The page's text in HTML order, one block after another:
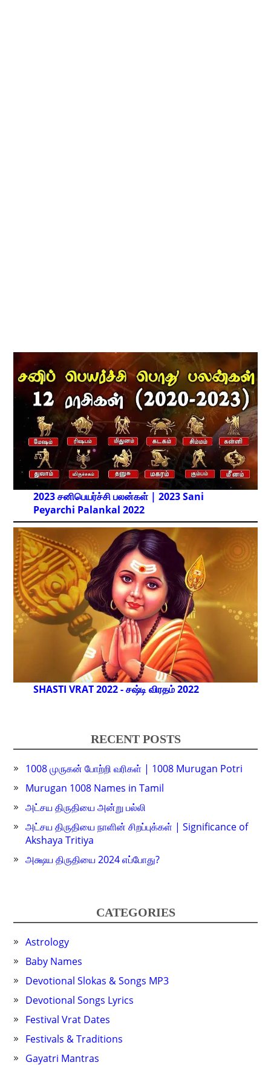
2023 சனிபெயர்ச்சி பலன்கள் | 2023 Sani
Peyarchi Palankal 2022
SHASTI VRAT 2022 - சஷ்டி விரதம் 2022
RECENT POSTS
1008 முருகன் போற்றி வரிகள் | 1008 Murugan Potri
Murugan 1008 Names in Tamil
அட்சய திருதியை அன்று பல்லி
அட்சய திருதியை நாளின் சிறப்புக்கள் | Significance of
Akshaya Tritiya
அக்ஷய திருதியை 2024 எப்போது?
CATEGORIES
Astrology
Baby Names
Devotional Slokas & Songs MP3
Devotional Songs Lyrics
Festival Vrat Dates
Festivals & Traditions
Gayatri Mantras